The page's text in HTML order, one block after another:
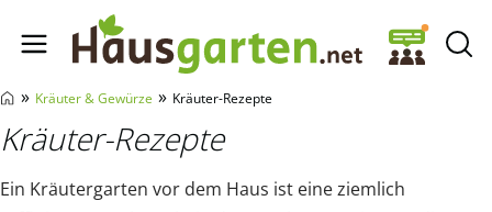
Hausgarten.net
» Kräuter & Gewürze » Kräuter-Rezepte
Kräuter-Rezepte
Ein Kräutergarten vor dem Haus ist eine ziemlich